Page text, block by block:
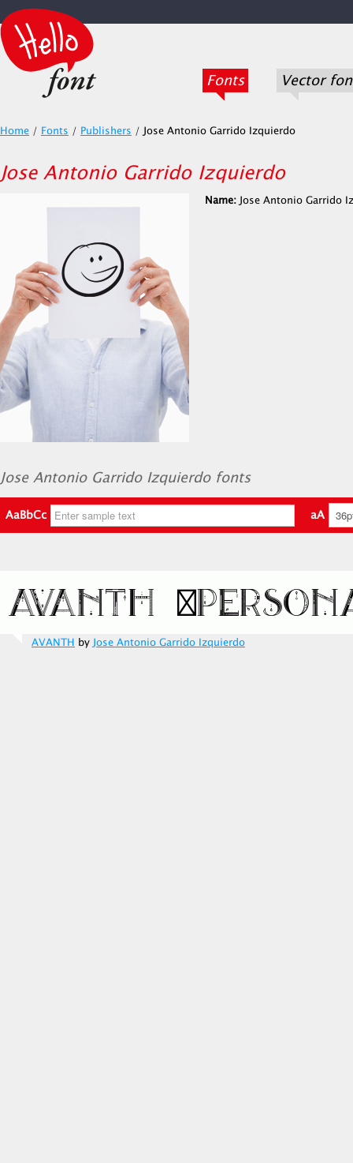
Fonts Vector
Home / Fonts / Publishers /Jose Antonio Garrido Izquierdo
Jose Antonio Garrido Izquierdo
Name:Jose Antonio Garrido
Jose Antonio Garrido Izquierdo fonts
AaBbCc aA
AVANTH byJose Antonio Garrido Izquierdo